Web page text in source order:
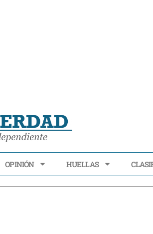
OPINIÓN HUELLAS